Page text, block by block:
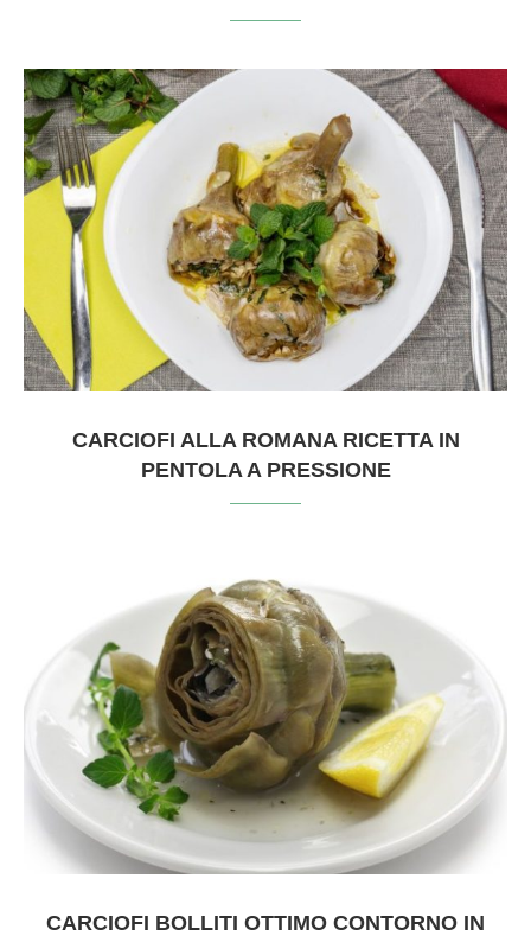
CARCIOFI ALLA ROMANA RICETTA IN
PENTOLA A PRESSIONE
CARCIOFI BOLLITI OTTIMO CONTORNO IN